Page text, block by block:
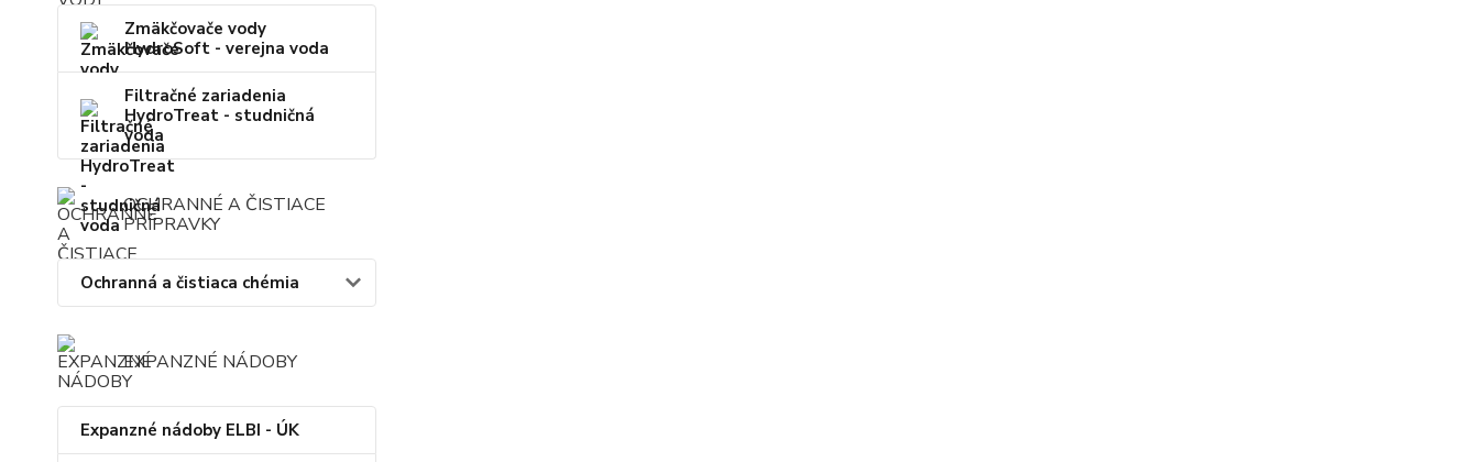
Zmäkčovače vody
HydroSoft - verejna voda
Filtračné zariadenia
HydroTreat - studničná
voda
OCHRANNÉ A ČISTIACE
PRÍPRAVKY
Ochranná a čistiaca chémia
EXPANZNÉ NÁDOBY
Expanzné nádoby ELBI - ÚK